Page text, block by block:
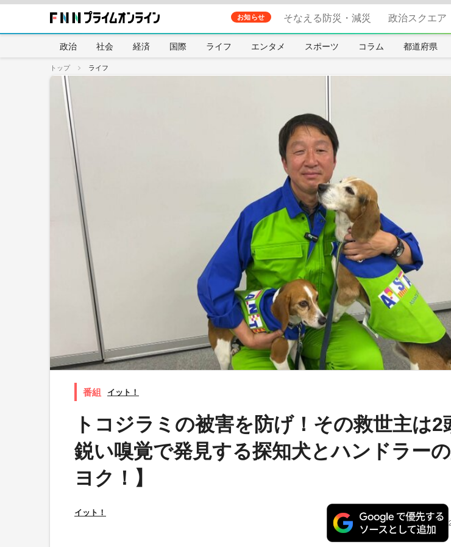
お知らせ そなえる防災・減災 政治スクエア
政治 社会 経済 国際 ライフ エンタメ スポーツ コラム 都道府県
トップ ライフ
イット！
トコジラミの被害を防げ！その救世主は
鋭い嗅覚で発見する探知犬とハンドラー
ヨク！】
イット！